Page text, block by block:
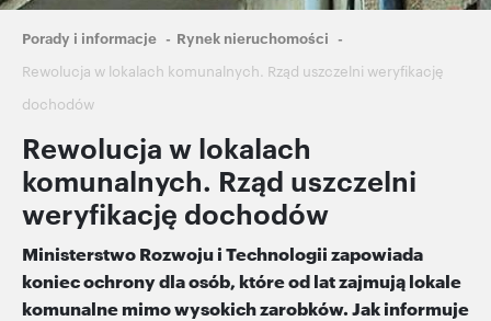
Ścieżka
nawigacyjna
Porady i informacje
Rynek nieruchomości
Rewolucja w lokalach komunalnych. Rząd uszczelni weryfikację
dochodów
Rewolucja w lokalach
komunalnych. Rząd uszczelni
weryfikację dochodów
Ministerstwo Rozwoju i Technologii zapowiada
koniec ochrony dla osób, które od lat zajmują lokale
komunalne mimo wysokich zarobków. Jak informuje